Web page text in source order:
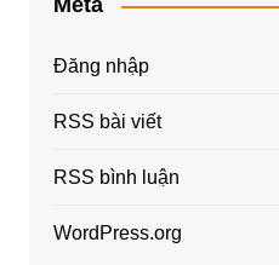
Meta
Đăng nhập
RSS bài viết
RSS bình luận
WordPress.org